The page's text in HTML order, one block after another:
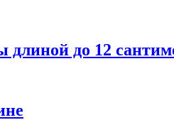
длиной до 12